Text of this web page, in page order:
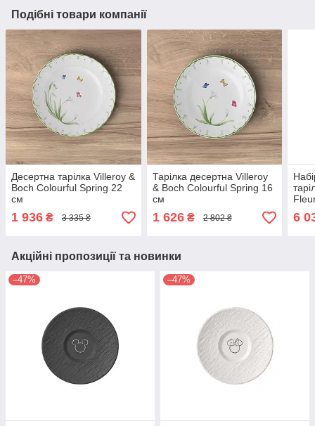
Подібні товари компанії
Десертна тарілка Villeroy &
Boch Colourful Spring 22
см
1 936 ₴ 3 335 ₴
Тарілка десертна Villeroy
& Boch Colourful Spring 16
см
1 626₴ 2 802 ₴ 6
Акційні пропозиції та новинки
–47% –47%